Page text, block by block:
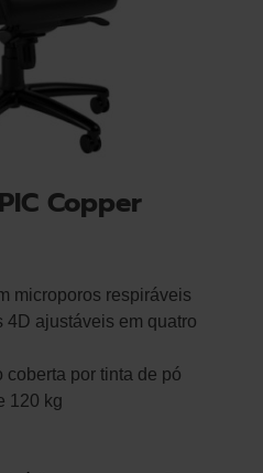
Copper
microporos respiráveis
4D ajustáveis em quatro
coberta por tinta de pó
120 kg